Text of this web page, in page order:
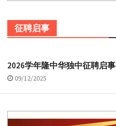
征聘启事
2026学年隆中华独中征聘启事
09/12/2025